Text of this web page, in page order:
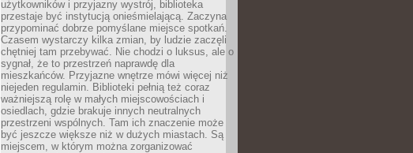
użytkowników i przyjazny wystrój, biblioteka
przestaje być instytucją onieśmielającą. Zaczyna
przypominać dobrze pomyślane miejsce spotkań.
Czasem wystarczy kilka zmian, by ludzie zaczęli
chętniej tam przebywać. Nie chodzi o luksus, ale o
sygnał, że to przestrzeń naprawdę dla
mieszkańców. Przyjazne wnętrze mówi więcej niż
niejeden regulamin. Biblioteki pełnią też coraz
ważniejszą rolę w małych miejscowościach i
osiedlach, gdzie brakuje innych neutralnych
przestrzeni wspólnych. Tam ich znaczenie może
być jeszcze większe niż w dużych miastach. Są
miejscem, w którym można zorganizować